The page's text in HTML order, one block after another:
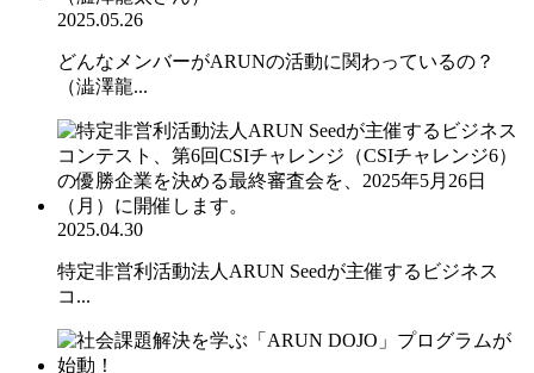
2025.05.26
どんなメンバーがARUNの活動に関わっているの？
（澁澤龍...
2025.04.30
特定非営利活動法人ARUN Seedが主催するビジネス
コ...